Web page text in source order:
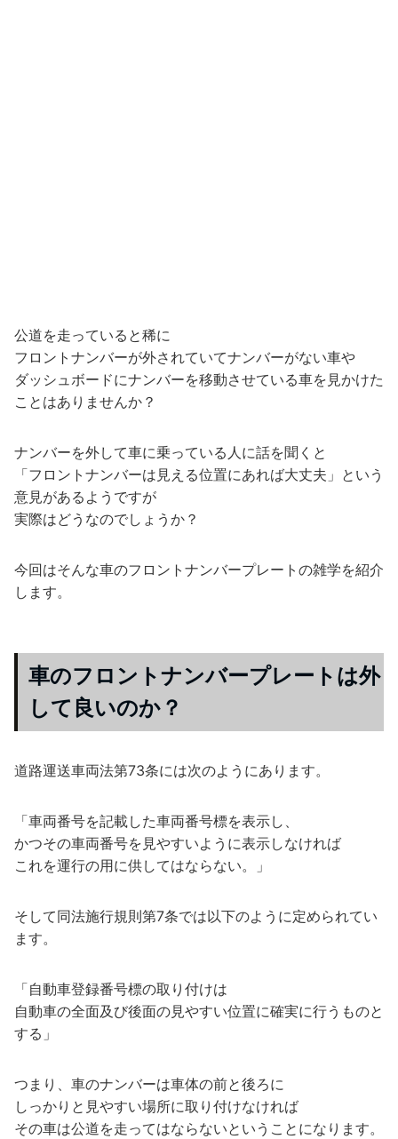
公道を走っていると稀に
フロントナンバーが外されていてナンバーがない車や
ダッシュボードにナンバーを移動させている車を見かけた
ことはありませんか？
ナンバーを外して車に乗っている人に話を聞くと
「フロントナンバーは見える位置にあれば大丈夫」という
意見があるようですが
実際はどうなのでしょうか？
今回はそんな車のフロントナンバープレートの雑学を紹介
します。
車のフロントナンバープレートは外
して良いのか？
道路運送車両法第73条には次のようにあります。
「車両番号を記載した車両番号標を表示し、
かつその車両番号を見やすいように表示しなければ
これを運行の用に供してはならない。」
そして同法施行規則第7条では以下のように定められてい
ます。
「自動車登録番号標の取り付けは
自動車の全面及び後面の見やすい位置に確実に行うものと
する」
つまり、車のナンバーは車体の前と後ろに
しっかりと見やすい場所に取り付けなければ
その車は公道を走ってはならないということになります。